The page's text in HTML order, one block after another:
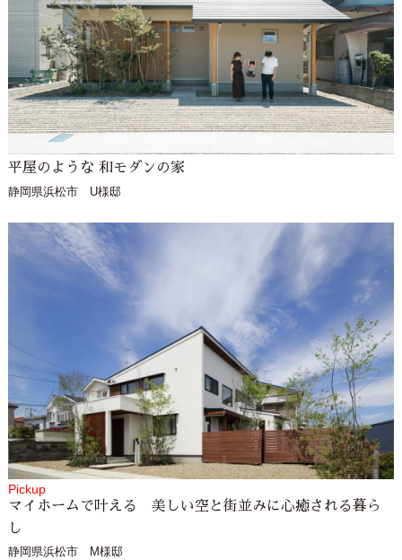
平屋のような 和モダンの家
静岡県浜松市 U様邸
Pickup
マイホームで叶える 美しい空と街並みに心癒される暮ら
し
静岡県浜松市 M様邸